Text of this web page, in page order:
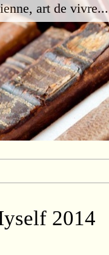
art de vivre...
2014